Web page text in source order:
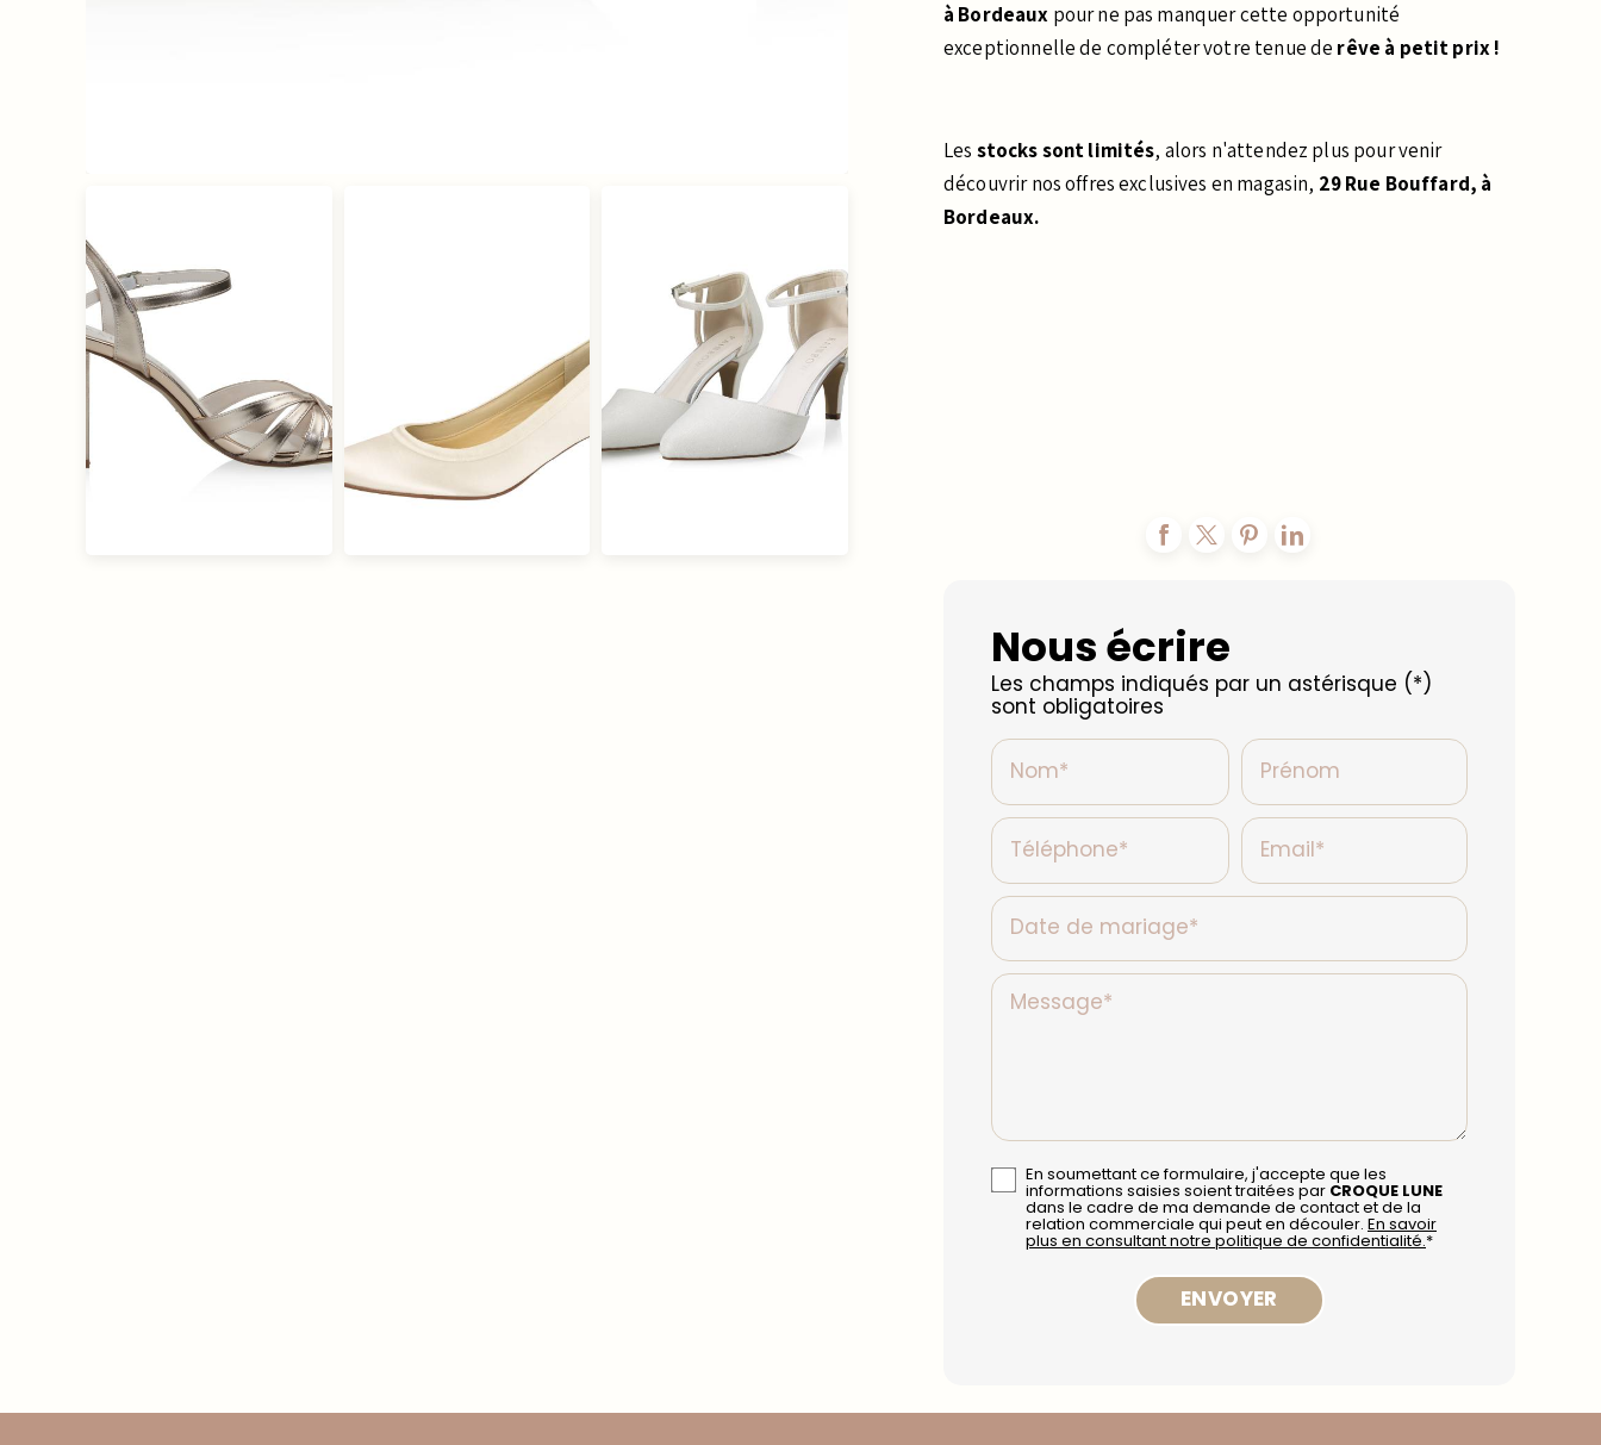
à Bordeaux pour ne pas manquer cette opportunité
exceptionnelle de compléter votre tenue de rêve à petit prix !
Les stocks sontlimités, alors n'attendez plus pour venir
découvrir nos offres exclusives en magasin, 29 Rue Bouffard, à
Bordeaux.
Nous écrire
Les champs indiqués par un astérisque (*)
sont obligatoires
Nom* Prénom
Téléphone* Email*
Date de mariage*
Message*
En soumettant ce formulaire, j'accepte que les
informations saisies soient traitées par CROQUE LUNE
dans le cadre de ma demande de contact et de la
relation commerciale qui peut en découler. En savoir
plus en consultant notre politique de confidentialité.*